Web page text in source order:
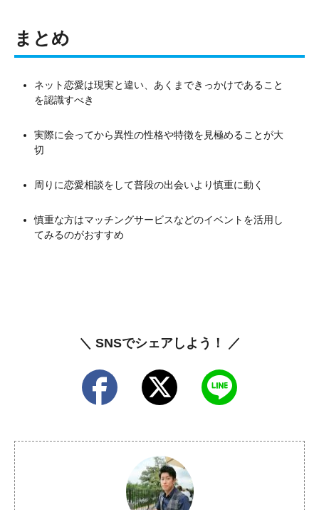
まとめ
ネット恋愛は現実と違い、あくまできっかけであること
を認識すべき
実際に会ってから異性の性格や特徴を見極めることが大
切
周りに恋愛相談をして普段の出会いより慎重に動く
慎重な方はマッチングサービスなどのイベントを活用し
てみるのがおすすめ
＼ SNSでシェアしよう！ ／